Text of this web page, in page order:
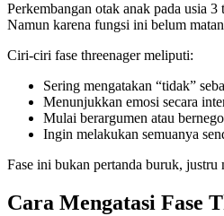
Perkembangan otak anak pada usia
Namun karena fungsi ini belum
Ciri-ciri fase threenager meliputi:
Sering mengatakan “tidak”
Menunjukkan emosi secara
Mulai berargumen atau
Ingin melakukan semuanya
Fase ini bukan pertanda buruk, justru
Cara Mengatasi Fase